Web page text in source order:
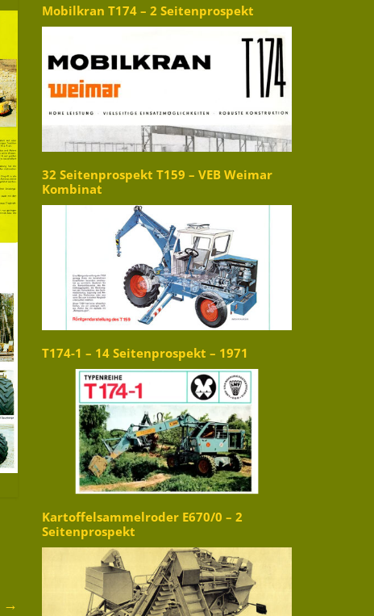
→
Mobilkran T174 – 2 Seitenprospekt
32 Seitenprospekt T159 – VEB Weimar
Kombinat
T174-1 – 14 Seitenprospekt – 1971
Kartoffelsammelroder E670/0 – 2
Seitenprospekt